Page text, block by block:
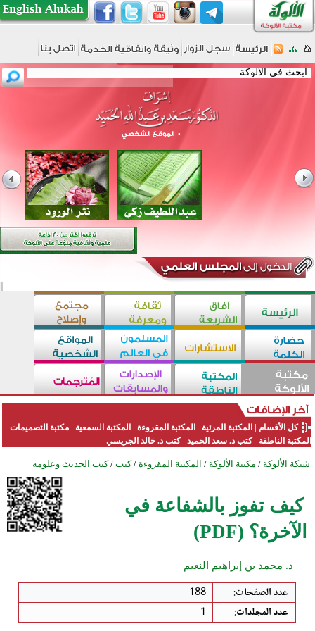
كل الأقسام المكتبة المرئية المكتبة المقروءة المكتبة السمعية
مكتبة التصميمات
المكتبة الناطقة
كتب د. سعد الحميد كتب د. خالد الجريسي
شبكة الألوكة / مكتبة الألوكة / المكتبة المقروءة / كتب / كتب الحديث وعلومه
كيف تفوز بالشفاعة في
الآخرة؟ (PDF)
د. محمد بن إبراهيم النعيم
عدد الصفحات:
188
عدد المجلدات:
1